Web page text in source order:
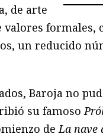
de arte
valores
un reducido
Baroja no
su famoso
deLa nave